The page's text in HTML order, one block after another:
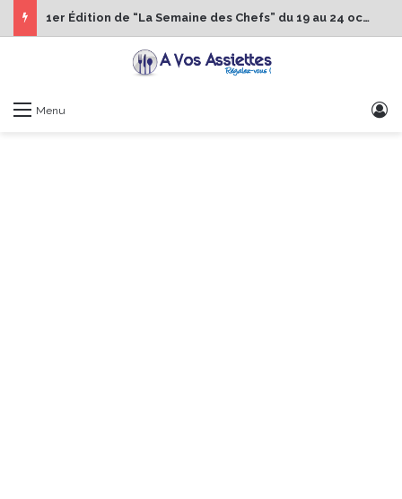
1er Édition de “La Semaine des Chefs” du 19 au 24 octobre 2026
Menu